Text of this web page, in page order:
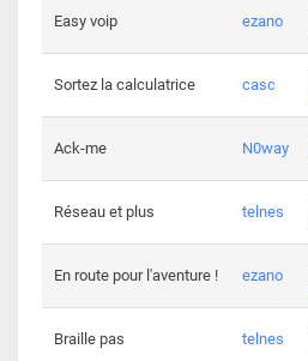
Easy voip ezano
Sortez la calculatrice casc
Ack-me N0way
Réseau et plus telnes
En route pour l'aventure ! ezano
Braille pas telnes